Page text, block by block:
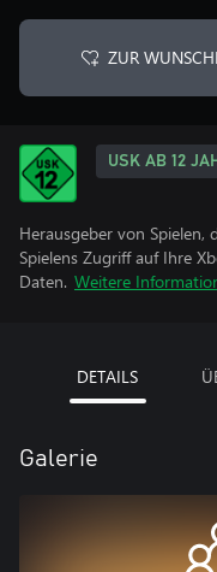
ZUR
USK AB 12
Herausgeber von Spielen,
Spielens Zugriff auf Ihre
Daten. Weitere
DETAILS
Galerie